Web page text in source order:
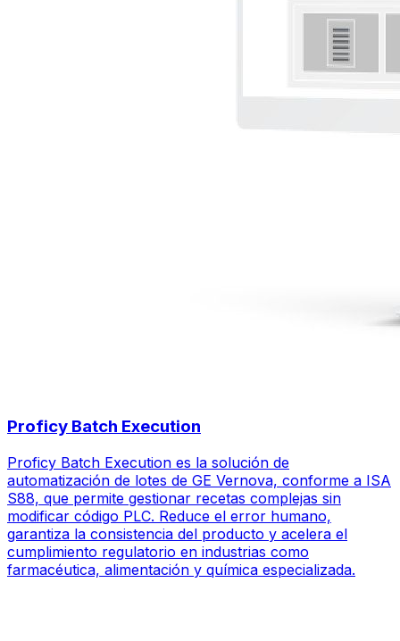
Proficy Batch Execution
Proficy Batch Execution es la solución de
automatización de lotes de GE Vernova, conforme a ISA
S88, que permite gestionar recetas complejas sin
modificar código PLC. Reduce el error humano,
garantiza la consistencia del producto y acelera el
cumplimiento regulatorio en industrias como
farmacéutica, alimentación y química especializada.